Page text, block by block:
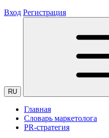
Вход Регистрация
RU
Главная
Словарь маркетолога
PR-стратегия